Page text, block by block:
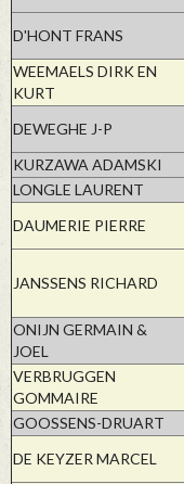
D'HONT FRANS
WEEMAELS DIRK EN
KURT
DEWEGHE J-P
KURZAWA ADAMSKI
LONGLE LAURENT
DAUMERIE PIERRE
JANSSENS RICHARD
ONIJN GERMAIN &
JOEL
VERBRUGGEN
GOMMAIRE
GOOSSENS-DRUART
DE KEYZER MARCEL